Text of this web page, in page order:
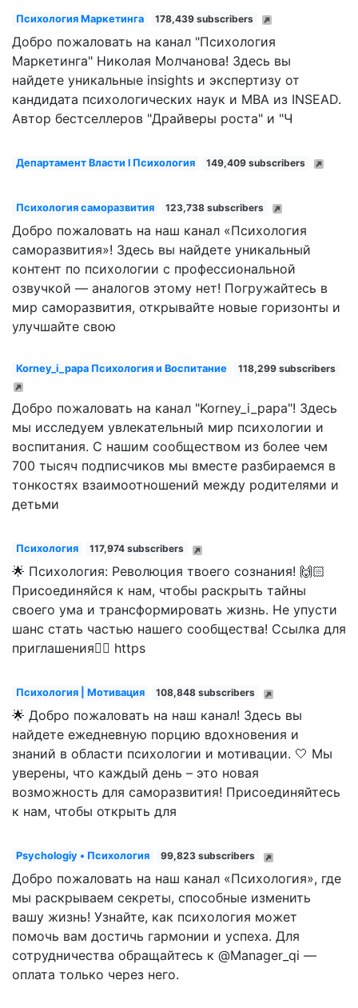
Психология Маркетинга 178,439 subscribers
Добро пожаловать на канал "Психология
Маркетинга" Николая Молчанова! Здесь вы
найдете уникальные insights и экспертизу от
кандидата психологических наук и MBA из INSEAD.
Автор бестселлеров "Драйверы роста" и "Ч
Департамент Власти l Психология 149,409 subscribers
Психология саморазвития 123,738 subscribers
Добро пожаловать на наш канал «Психология
саморазвития»! Здесь вы найдете уникальный
контент по психологии с профессиональной
озвучкой — аналогов этому нет! Погружайтесь в
мир саморазвития, открывайте новые горизонты и
улучшайте свою
Korney_i_papa Психология и Воспитание 118,299 subscribers
Добро пожаловать на канал "Korney_i_papa"! Здесь
мы исследуем увлекательный мир психологии и
воспитания. С нашим сообществом из более чем
700 тысяч подписчиков мы вместе разбираемся в
тонкостях взаимоотношений между родителями и
детьми
Психология 117,974 subscribers
🌟 Психология: Революция твоего сознания! 🙌🏻
Присоединяйся к нам, чтобы раскрыть тайны
своего ума и трансформировать жизнь. Не упусти
шанс стать частью нашего сообщества! Ссылка для
приглашения👇🏻 https
Психология | Мотивация 108,848 subscribers
🌟 Добро пожаловать на наш канал! Здесь вы
найдете ежедневную порцию вдохновения и
знаний в области психологии и мотивации. 🤍 Мы
уверены, что каждый день – это новая
возможность для саморазвития! Присоединяйтесь
к нам, чтобы открыть для
Psychologiy • Психология 99,823 subscribers
Добро пожаловать на наш канал «Психология», где
мы раскрываем секреты, способные изменить
вашу жизнь! Узнайте, как психология может
помочь вам достичь гармонии и успеха. Для
сотрудничества обращайтесь к @Manager_qi —
оплата только через него.